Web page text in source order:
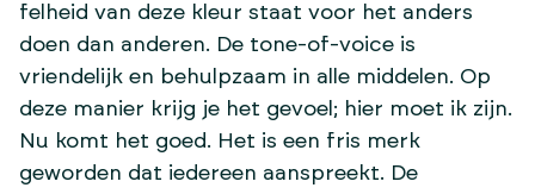
felheid van deze kleur staat voor het anders
doen dan anderen. De tone-of-voice is
vriendelijk en behulpzaam in alle middelen. Op
deze manier krijg je het gevoel; hier moet ik zijn.
Nu komt het goed. Het is een fris merk
geworden dat iedereen aanspreekt. De